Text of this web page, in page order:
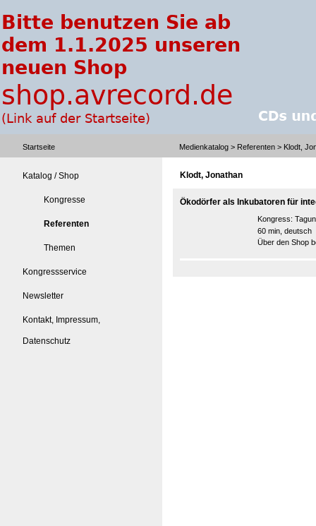
Startseite Medienkatalog > Referenten > Klodt,
Katalog / Shop
Kongresse
Referenten
Themen
Kongressservice
Newsletter
Kontakt, Impressum,
Datenschutz
Klodt, Jonathan
Ökodörfer als Inkubatoren für
Kongress:
60 min, deutsch
Über den Shop